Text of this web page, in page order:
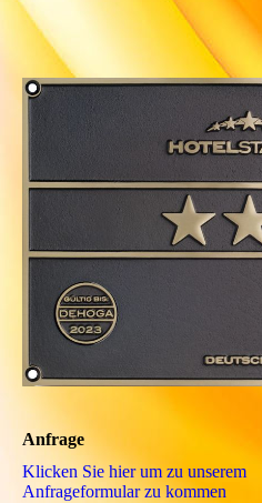
Anfrage
Klicken Sie hier um zu unserem
Anfrageformular zu kommen